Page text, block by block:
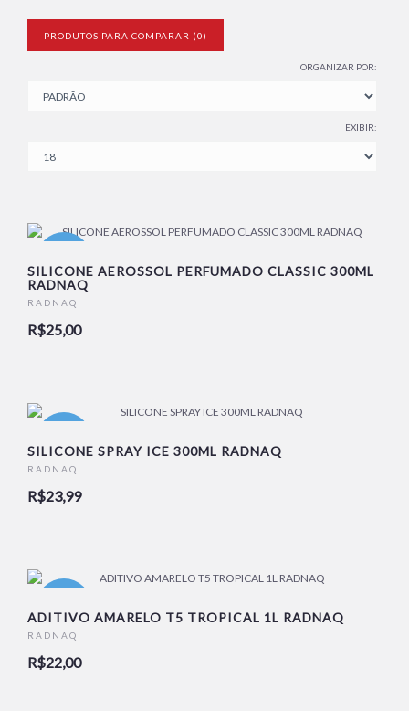
PRODUTOS PARA COMPARAR (0)
ORGANIZAR POR:
EXIBIR:
SILICONE AEROSSOL PERFUMADO CLASSIC 300ML
RADNAQ
RADNAQ
R$25,00
SILICONE SPRAY ICE 300ML RADNAQ
RADNAQ
R$23,99
ADITIVO AMARELO T5 TROPICAL 1L RADNAQ
RADNAQ
R$22,00